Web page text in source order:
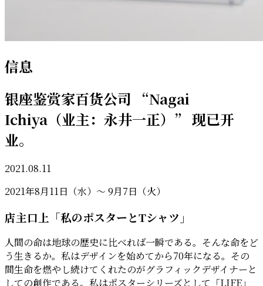
信息
银座鉴赏家百货公司 “Nagai
Ichiya（业主：永井一正）” 现已开
业。
2021.08.11
2021年8月11日（水）〜 9月7日（火）
店主口上「私のポスターとTシャツ」
人間の命は地球の歴史に比べれば一瞬である。そんな命をど
う生きるか。私はデザインを始めてから70年になる。その
間生命を燃やし続けてくれたのがグラフィックデザイナーと
しての創作である。私はポスターシリーズとして「LIFE」